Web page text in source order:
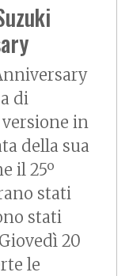
di
in
della sua
il 25º
stati
stati
20
le